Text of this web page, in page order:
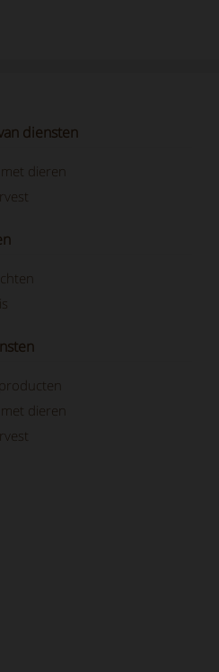
diensten
dieren
dieren